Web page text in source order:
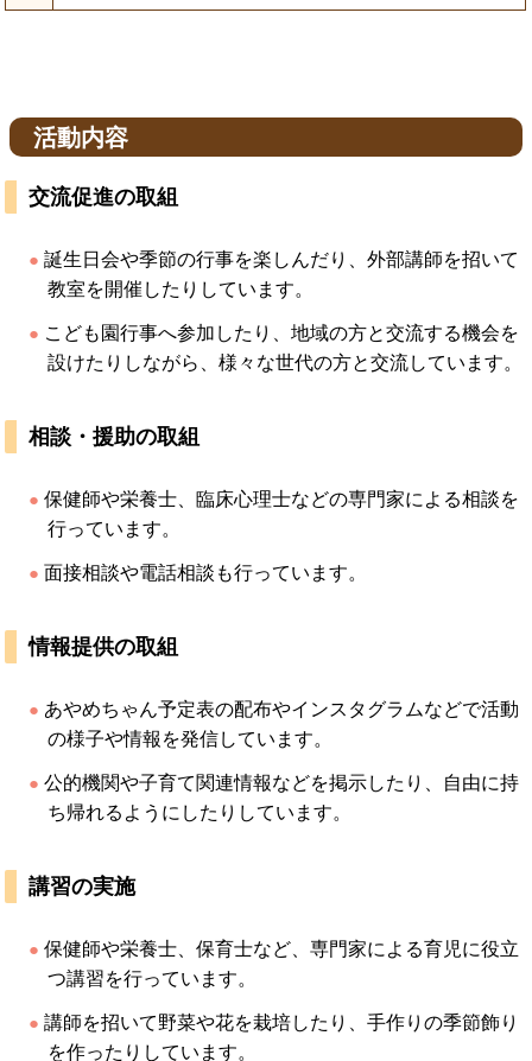
活動内容
交流促進の取組
誕生日会や季節の行事を楽しんだり、外部講師を招いて
教室を開催したりしています。
こども園行事へ参加したり、地域の方と交流する機会を
設けたりしながら、様々な世代の方と交流しています。
相談・援助の取組
保健師や栄養士、臨床心理士などの専門家による相談を
行っています。
面接相談や電話相談も行っています。
情報提供の取組
あやめちゃん予定表の配布やインスタグラムなどで活動
の様子や情報を発信しています。
公的機関や子育て関連情報などを掲示したり、自由に持
ち帰れるようにしたりしています。
講習の実施
保健師や栄養士、保育士など、専門家による育児に役立
つ講習を行っています。
講師を招いて野菜や花を栽培したり、手作りの季節飾り
を作ったりしています。